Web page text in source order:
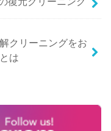
クリーニングをお
は